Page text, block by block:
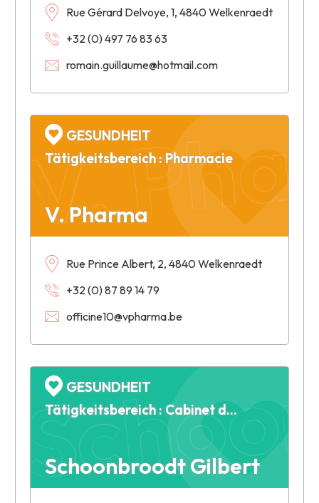
Rue Gérard Delvoye, 1, 4840 Welkenraedt
+32 (0) 497 76 83 63
romain.guillaume@hotmail.com
V.
V. Pharma
GESUNDHEIT
Tätigkeitsbereich : Pharmacie
Rue Prince Albert, 2, 4840 Welkenraedt
+32 (0) 87 89 14 79
officine10@vpharma.be
Schoonbroodt Gilbert
GESUNDHEIT
Tätigkeitsbereich : Cabinet dentaire